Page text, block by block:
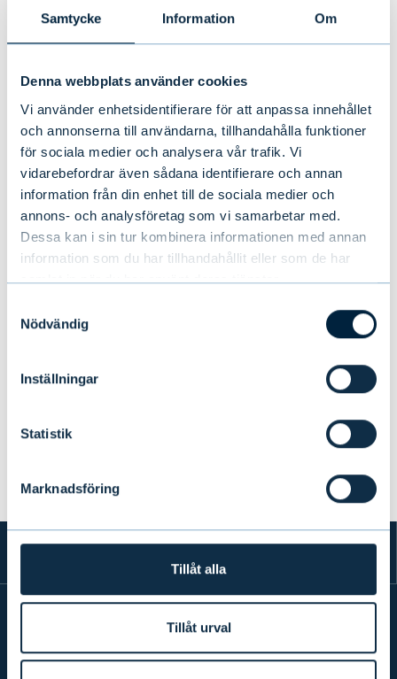
Samtycke Information Om
Denna webbplats använder cookies
Vi använder enhetsidentifierare för att anpassa innehållet
och annonserna till användarna, tillhandahålla funktioner
för sociala medier och analysera vår trafik. Vi
vidarebefordrar även sådana identifierare och annan
information från din enhet till de sociala medier och
annons- och analysföretag som vi samarbetar med.
Dessa kan i sin tur kombinera informationen med annan
information som du har tillhandahållit eller som de har
samlat in när du har använt deras tjänster.
Nödvändig
Inställningar
Statistik
Marknadsföring
Tillåt alla
Tillåt urval
NYHETER|PERSONER|01.07.2026
institutionella kapitalförvaltare för
INFO